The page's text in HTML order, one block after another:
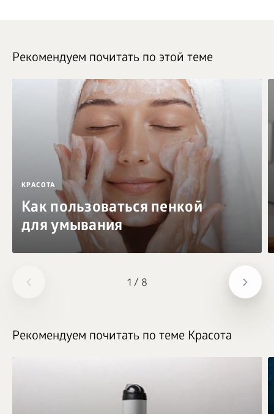
1 / 8
Рекомендуем почитать по этой теме
КРАСОТА
Как пользоваться пенкой
для умывания
Рекомендуем почитать по теме Красота